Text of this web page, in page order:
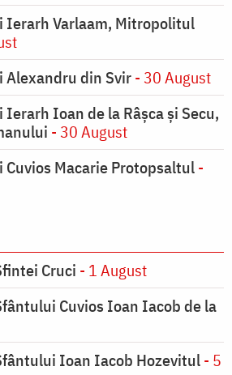
Varlaam, Mitropolitul
din Svir- 30 August
Ioan de la Râşca şi Secu,
- 30 August
Macarie Protopsaltul-
Cruci - 1 August
Cuvios Ioan Iacob de la
Ioan Iacob Hozevitul- 5